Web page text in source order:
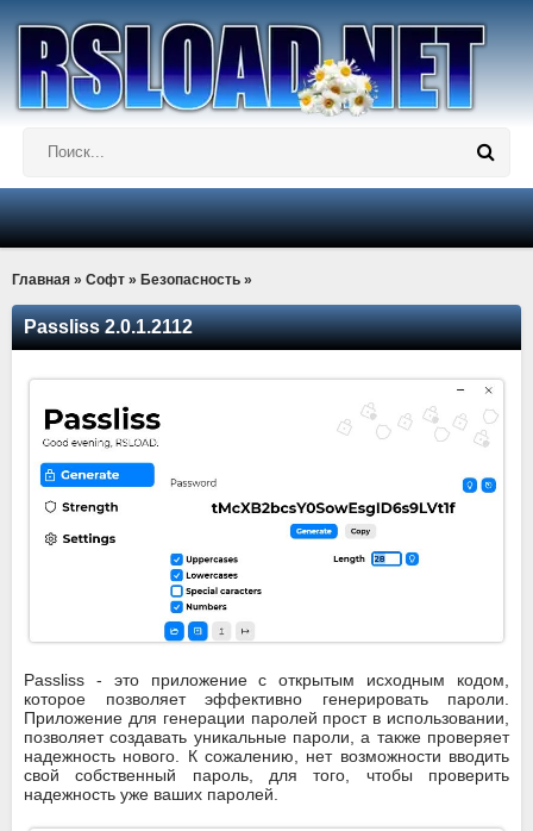
Главная » Софт » Безопасность »
Passliss 2.0.1.2112
Passliss - это приложение с открытым исходным кодом,
которое позволяет эффективно генерировать пароли.
Приложение для генерации паролей прост в использовании,
позволяет создавать уникальные пароли, а также проверяет
надежность нового. К сожалению, нет возможности вводить
свой собственный пароль, для того, чтобы проверить
надежность уже ваших паролей.